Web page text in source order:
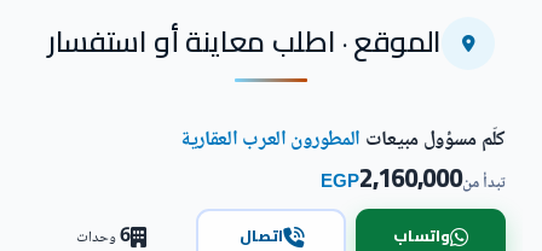
الموقع · اطلب معاينة أو استفسار
كلّم مسؤول مبيعات المطورون العرب العقارية
تبدأ من2,160,000
EGP
واتساب اتصال 6وحدات